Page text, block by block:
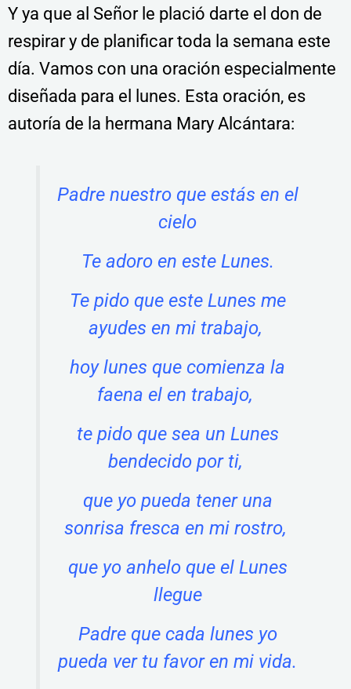
Y ya que al Señor le plació darte el don de
respirar y de planificar toda la semana este
día. Vamos con una oración especialmente
diseñada para el lunes. Esta oración, es
autoría de la hermana Mary Alcántara:
Padre nuestro que estás en el
cielo
Te adoro en este Lunes.
Te pido que este Lunes me
ayudes en mi trabajo,
hoy lunes que comienza la
faena el en trabajo,
te pido que sea un Lunes
bendecido por ti,
que yo pueda tener una
sonrisa fresca en mi rostro,
que yo anhelo que el Lunes
llegue
Padre que cada lunes yo
pueda ver tu favor en mi vida.